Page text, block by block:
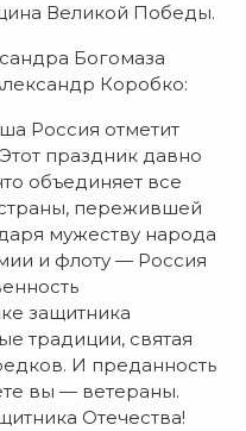
Великой Победы.
Богомаза
Коробко:
Россия отметит
праздник давно
объединяет все
пережившей
мужеству народа
и флоту — Россия
защитника
традиции, святая
И преданность
вы — ветераны.
Отечества!